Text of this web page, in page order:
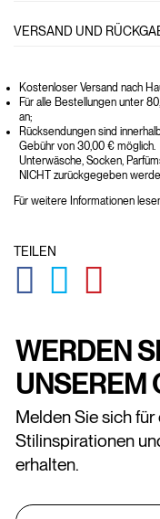
VERSAND UND
Kostenloser Versand nach
Für alle Bestellungen unter
an;
Rücksendungen sind
Gebühr von 30,00 € möglich.
Unterwäsche, Socken,
NICHT zurückgegeben
Für weitere Informationen
TEILEN
WERDEN
UNSEREM
Melden Sie sich
Stilinspirationen
erhalten.